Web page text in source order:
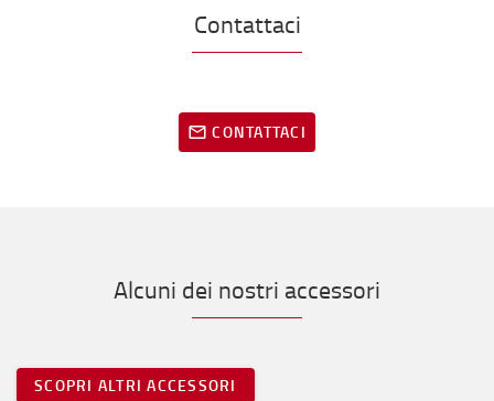
Contattaci
CONTATTACI
Alcuni dei nostri accessori
SCOPRI ALTRI ACCESSORI